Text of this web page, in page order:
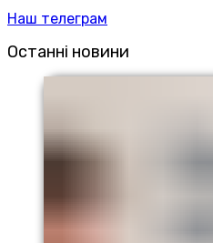
Наш телеграм
Останні новини